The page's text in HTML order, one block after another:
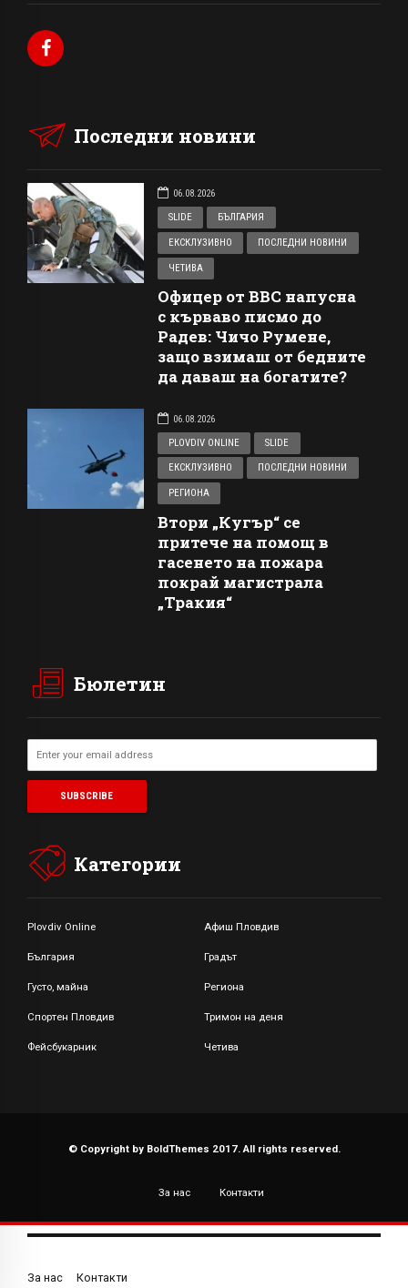
Последни новини
06.08.2026
SLIDE
БЪЛГАРИЯ
ЕКСКЛУЗИВНО ПОСЛЕДНИ НОВИНИ
ЧЕТИВА
Офицер от ВВС напусна
с кърваво писмо до
Радев: Чичо Румене,
защо взимаш от бедните
да даваш на богатите?
06.08.2026
PLOVDIV ONLINE
SLIDE
ЕКСКЛУЗИВНО ПОСЛЕДНИ НОВИНИ
РЕГИОНА
Втори „Кугър“ се
притече на помощ в
гасенето на пожара
покрай магистрала
„Тракия“
Бюлетин
Категории
Plovdiv Online Афиш Пловдив
България Градът
Густо, майна Региона
Спортен Пловдив Тримон на деня
Фейсбукарник Четива
© Copyright by BoldThemes 2017. All rights reserved.
За нас Контакти
За нас Контакти